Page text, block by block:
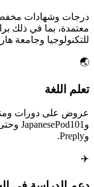
درجات وشهادات
للتكنولوجيا وجامعة
🌏
تعلم اللغة
وPreply.
✈️